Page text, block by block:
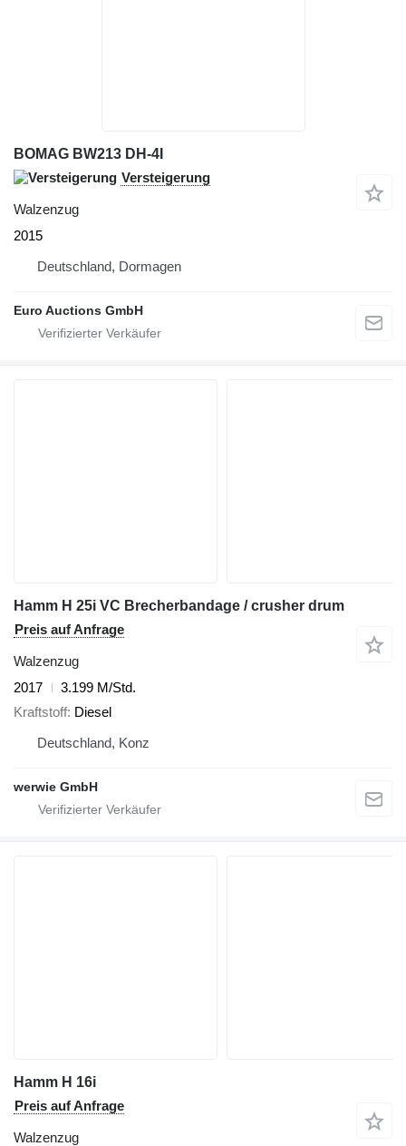
BOMAG BW213 DH-4I
Versteigerung
Walzenzug
2015
Deutschland, Dormagen
Euro Auctions GmbH
Hamm H 25i VC Brecherbandage / crusher drum
Preis auf Anfrage
Walzenzug
2017
3.199 M/Std.
Kraftstoff Diesel
Deutschland, Konz
werwie GmbH
Hamm H 16i
Preis auf Anfrage
Walzenzug